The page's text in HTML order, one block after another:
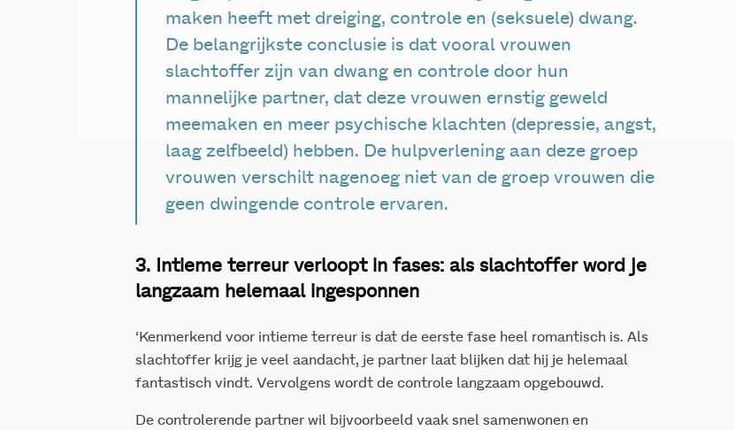
maken heeft met dreiging, controle en (seksuele) dwang.
De belangrijkste conclusie is dat vooral vrouwen
slachtoffer zijn van dwang en controle door hun
mannelijke partner, dat deze vrouwen ernstig geweld
meemaken en meer psychische klachten (depressie, angst,
laag zelfbeeld) hebben. De hulpverlening aan deze groep
vrouwen verschilt nagenoeg niet van de groep vrouwen die
geen dwingende controle ervaren.
3. Intieme terreur verloopt in fases: als slachtoffer word je
langzaam helemaal ingesponnen
‘Kenmerkend voor intieme terreur is dat de eerste fase heel romantisch is. Als
slachtoffer krijg je veel aandacht, je partner laat blijken dat hij je helemaal
fantastisch vindt. Vervolgens wordt de controle langzaam opgebouwd.
De controlerende partner wil bijvoorbeeld vaak snel samenwonen en